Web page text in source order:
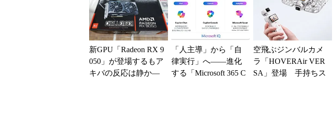
が深刻化
新GPU「Radeon RX 9
050」が登場するもア
キバの反応は静か―
「人主導」から「自
律実行」へ――進化
する「Microsoft 365 C
空飛ぶジンバルカメ
ラ「HOVERAir VER
SA」登場 手持ちス